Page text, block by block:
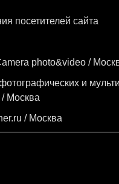
посетителей сайта
photo&video /
и
/ Москва
/ Москва